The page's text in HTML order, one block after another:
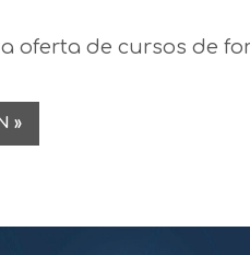
oferta de cursos de
»